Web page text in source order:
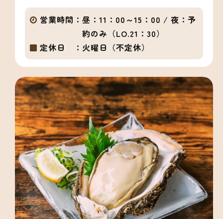
営業時間： 昼：11：00～15：00 / 夜：予
約のみ（LO.21：30）
定休日 ： 火曜日（不定休）